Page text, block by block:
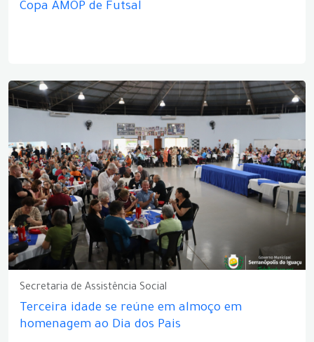
Copa AMOP de Futsal
Secretaria de Assistência Social
Terceira idade se reúne em almoço em
homenagem ao Dia dos Pais